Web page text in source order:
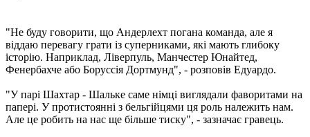
"Не буду говорити, що Андерлехт погана команда, але я
віддаю перевагу грати із суперниками, які мають глибоку
історію. Наприклад, Ліверпуль, Манчестер Юнайтед,
Фенербахче або Боруссія Дортмунд", - розповів Едуардо.
"У парі Шахтар - Шальке саме німці виглядали фаворитами на
папері. У протистоянні з бельгійцями ця роль належить нам.
Але це робить на нас ще більше тиску", - зазначає гравець.